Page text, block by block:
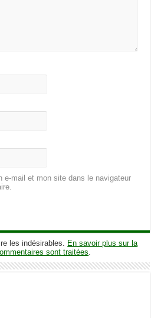
e-mail et mon site dans le navigateur
les indésirables. En savoir plus sur la
sont traitées